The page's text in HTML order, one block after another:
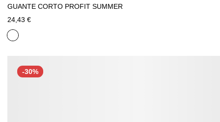
GUANTE CORTO PROFIT SUMMER
24,43 €
-30%